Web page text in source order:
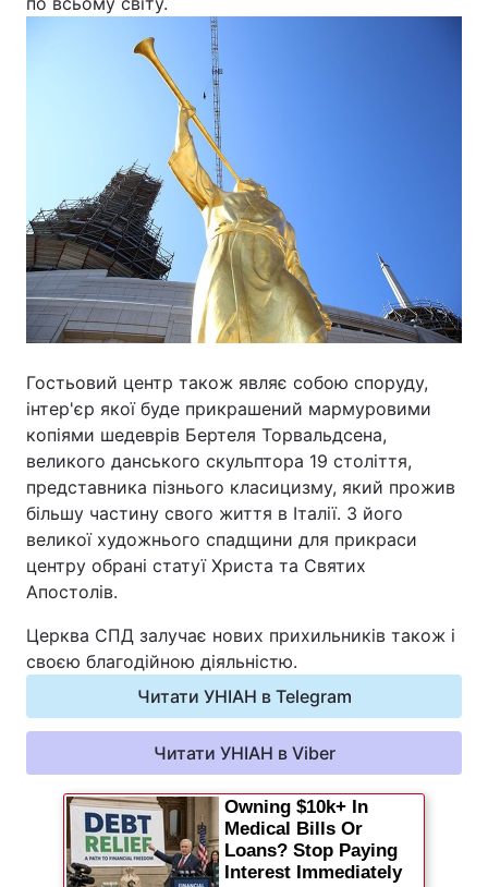
Гостьовий центр також являє собою споруду,
інтер'єр якої буде прикрашений мармуровими
копіями шедеврів Бертеля Торвальдсена,
великого данського скульптора 19 століття,
представника пізнього класицизму, який прожив
більшу частину свого життя в Італії. З його
великої художнього спадщини для прикраси
центру обрані статуї Христа та Святих
Апостолів.
Церква СПД залучає нових прихильників також і
своєю благодійною діяльністю.
Читати УНІАН в Telegram
Читати УНІАН в Viber